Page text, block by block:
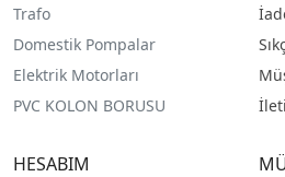
Trafo
Domestik Pompalar
Elektrik Motorları
PVC KOLON BORUSU
HESABIM